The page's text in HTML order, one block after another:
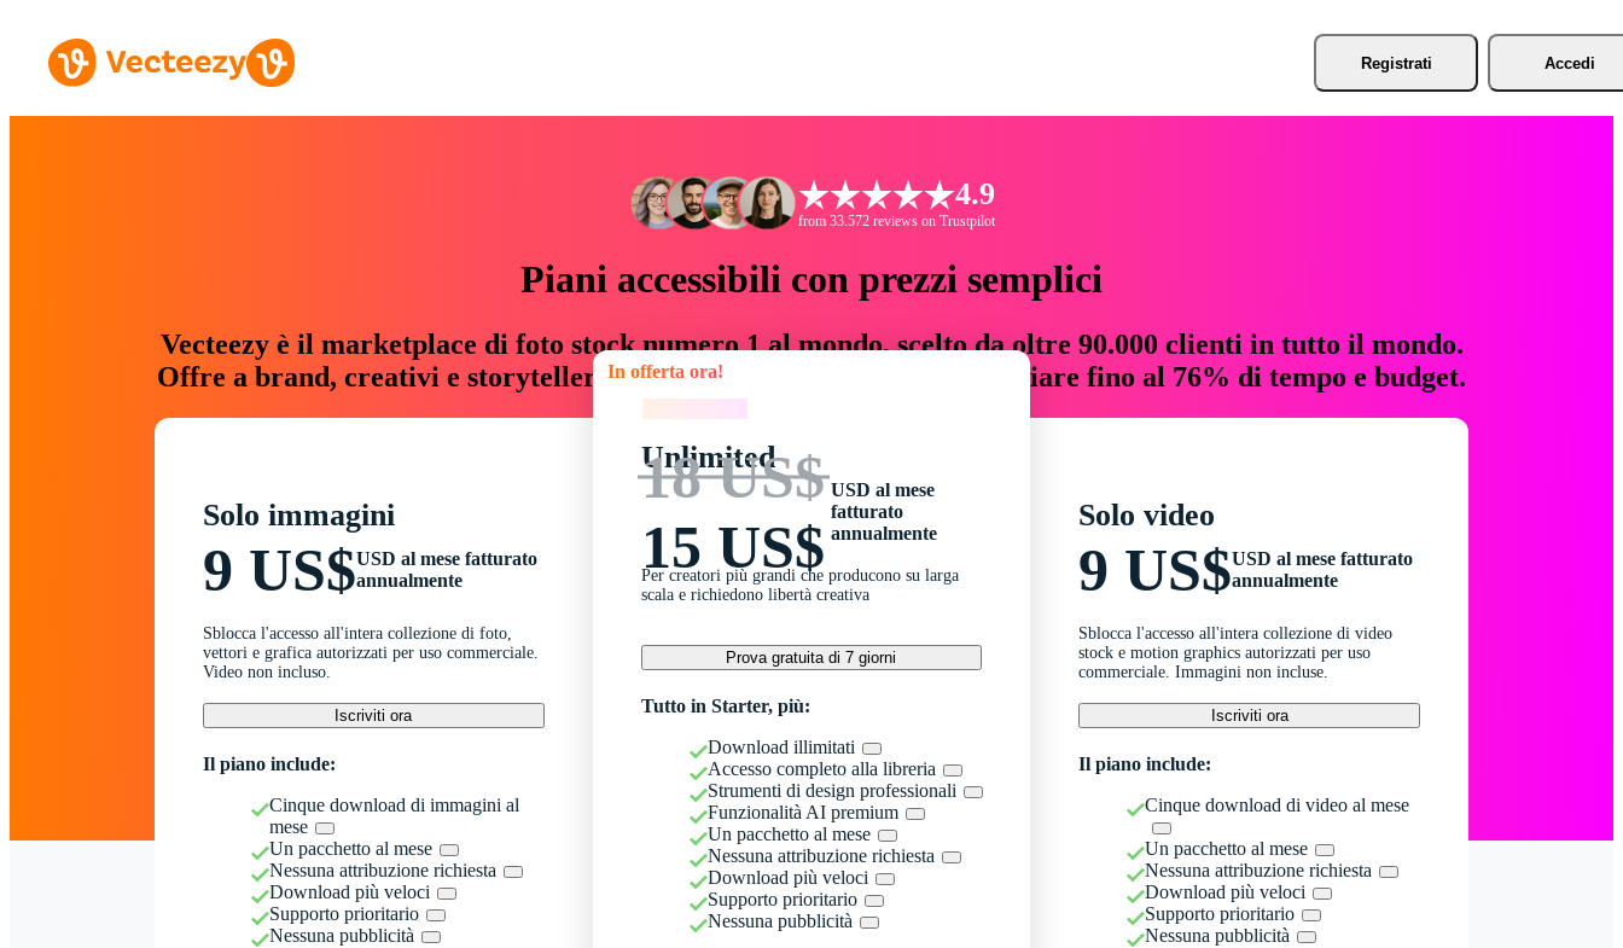
Registrati Accedi
4.9
from 33.572 reviews on Trustpilot
Piani accessibili con prezzi semplici
Vecteezy è il marketplace di foto stock numero 1 al mondo, scelto da oltre 90.000 clienti in tutto il mondo.
Offre a brand, creativi e storyteller risorse creative che fanno risparmiare fino al 76% di tempo e budget.
Solo immagini
9 US$USD al mese fatturato
annualmente
Sblocca l'accesso all'intera collezione di foto,
vettori e grafica autorizzati per uso commerciale.
Video non incluso.
Iscriviti ora
Il piano include:
Cinque download di immagini al
mese
Un pacchetto al mese
Nessuna attribuzione richiesta
Download più veloci
Supporto prioritario
Nessuna pubblicità
In offerta ora!
Unlimited
18 US$
15 US$
USD al mese
fatturato
annualmente
Per creatori più grandi che producono su larga
scala e richiedono libertà creativa
Prova gratuita di 7 giorni
Tutto in Starter, più:
Download illimitati
Accesso completo alla libreria
Strumenti di design professionali
Funzionalità AI premium
Un pacchetto al mese
Nessuna attribuzione richiesta
Download più veloci
Supporto prioritario
Nessuna pubblicità
Solo video
9 US$USD al mese fatturato
annualmente
Sblocca l'accesso all'intera collezione di video
stock e motion graphics autorizzati per uso
commerciale. Immagini non incluse.
Iscriviti ora
Il piano include:
Cinque download di video al mese
Un pacchetto al mese
Nessuna attribuzione richiesta
Download più veloci
Supporto prioritario
Nessuna pubblicità